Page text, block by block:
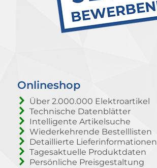
Onlineshop
Über 2.000.000 Elektroartikel
Technische Datenblätter
Intelligente Artikelsuche
Wiederkehrende Bestelllisten
Detaillierte Lieferinformationen
Tagesaktuelle Produktdaten
Persönliche Preisgestaltung